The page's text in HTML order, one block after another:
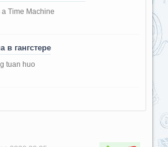
a Time Machine
в гангстере
tuan huo